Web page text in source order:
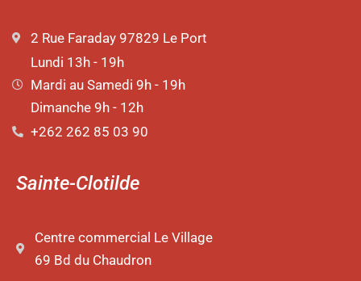
2 Rue Faraday 97829 Le Port
Lundi 13h - 19h
Mardi au Samedi 9h - 19h
Dimanche 9h - 12h
+262 262 85 03 90
Sainte-Clotilde
Centre commercial Le Village
69 Bd du Chaudron